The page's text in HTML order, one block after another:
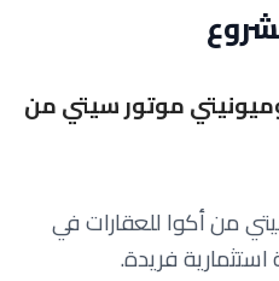
موتور سيتي من
من أكوا للعقارات في
فريدة.